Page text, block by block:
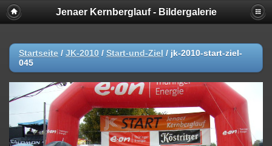
Jenaer Kernberglauf - Bildergalerie
Startseite / JK-2010 / Start-und-Ziel / jk-2010-start-ziel-
045